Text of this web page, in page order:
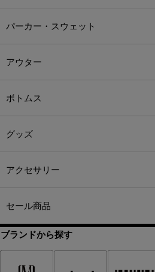
パーカー・スウェット
アウター
ボトムス
グッズ
アクセサリー
セール商品
ブランドから探す